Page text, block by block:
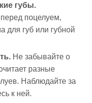
губы.
поцелуем,
для губ или губной
Не забывайте о
разные
Наблюдайте за
к ней.